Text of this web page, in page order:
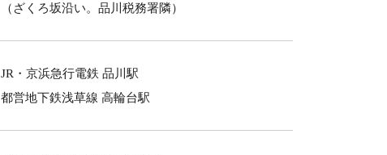
（ざくろ坂沿い。品川税務署隣）
JR・京浜急行電鉄 品川駅
都営地下鉄浅草線 高輪台駅